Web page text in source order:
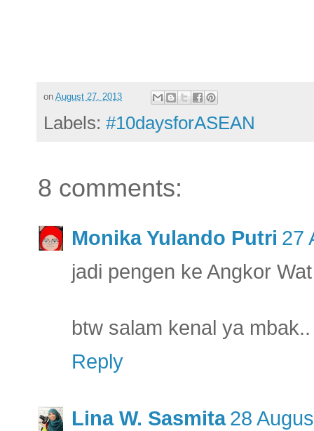
on August 27, 2013
Labels: #10daysforASEAN
8 comments:
Monika Yulando Putri 27
jadi pengen ke Angkor
btw salam kenal ya
Reply
Lina W. Sasmita 28